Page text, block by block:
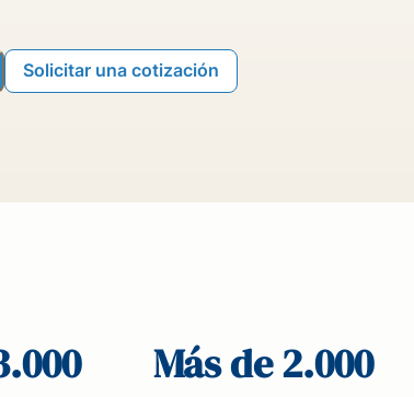
Solicitar una cotización
Más de 2.000